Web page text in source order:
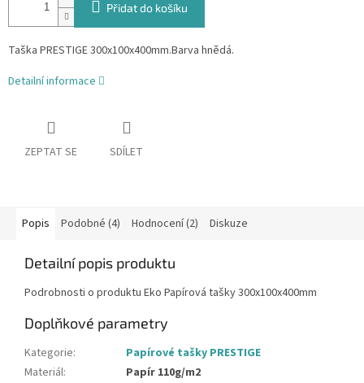
Přidat do košíku
Taška PRESTIGE 300x100x400mm.Barva hnědá.
Detailní informace
ZEPTAT SE SDÍLET
Popis Podobné (4) Hodnocení (2) Diskuze
Detailní popis produktu
Podrobnosti o produktu Eko Papírová tašky 300x100x400mm
Doplňkové parametry
Kategorie:
Papírové tašky PRESTIGE
Materiál:
Papír 110g/m2